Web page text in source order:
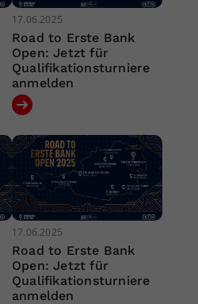
17.06.2025
Road to Erste Bank
Open: Jetzt für
Qualifikationsturniere
anmelden
17.06.2025
Road to Erste Bank
Open: Jetzt für
Qualifikationsturniere
anmelden